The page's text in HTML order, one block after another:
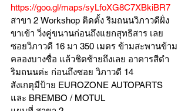
https://goo.gl/maps/syLfoXG8C7XBkiBR7
สาขา 2 Workshop ติดตั้ง ริมถนนวิภาวดีฝั่ง
ขาเข้า วิ่งคู่ขนานก่อนถึงแยกสุทธิสาร เลย
ซอยวิภาวดี 16 มา 350 เมตร ข้ามสะพานข้าม
คลองบางซื่อ แล้วชิดซ้ายถึงเลย อาคารสีดำ
ริมถนนค่ะ ก่อนถึงซอย วิภาวดี 14
สังเกตุมีป้าย EUROZONE AUTOPARTS
และ BREMBO / MOTUL